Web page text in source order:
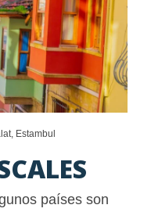
Estambul
países son